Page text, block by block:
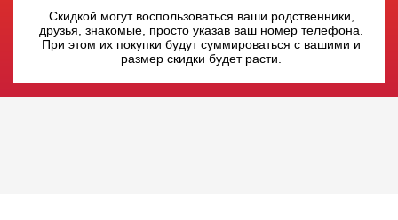
Скидкой могут воспользоваться ваши родственники,
друзья, знакомые, просто указав ваш номер телефона.
При этом их покупки будут суммироваться с вашими и
размер скидки будет расти.